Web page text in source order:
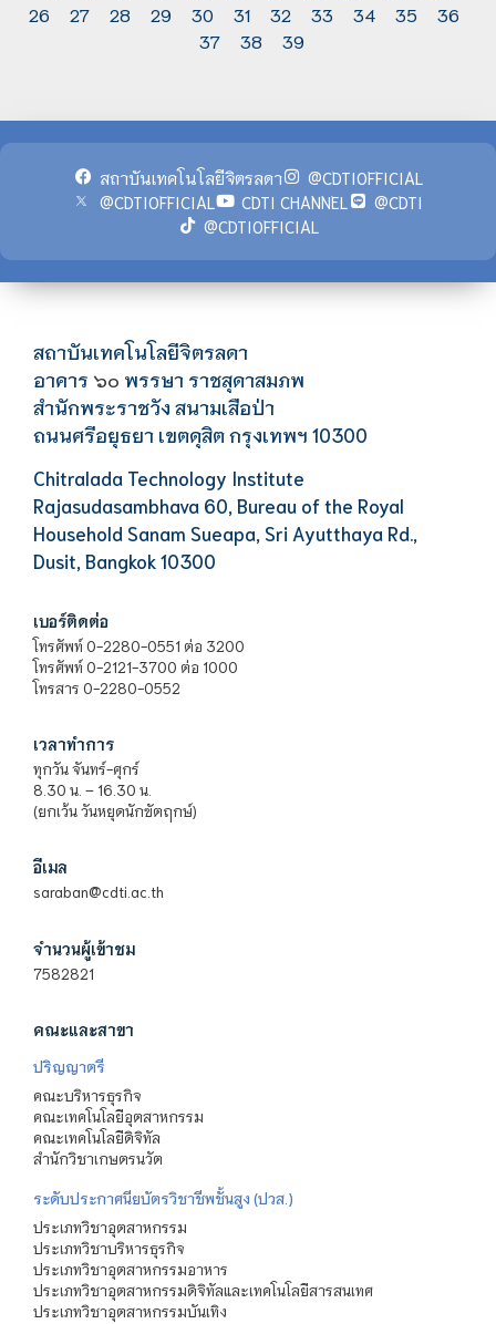
26
27 28 29 30 31 32 33 34 35
36
37
38 39
สถาบันเทคโนโลยีจิตรลดา
@CDTIOFFICIAL
@CDTIOFFICIAL
CDTI CHANNEL
@CDTI
@CDTIOFFICIAL
สถาบันเทคโนโลยีจิตรลดา
อาคาร ๖๐ พรรษา ราชสุดาสมภพ
สำนักพระราชวัง สนามเสือป่า
ถนนศรีอยุธยา เขตดุสิต กรุงเทพฯ 10300
Chitralada Technology Institute
Rajasudasambhava 60, Bureau of the Royal
Household Sanam Sueapa, Sri Ayutthaya Rd.,
Dusit, Bangkok 10300
เบอร์ติดต่อ
โทรศัพท์ 0-2280-0551 ต่อ 3200
โทรศัพท์ 0-2121-3700 ต่อ 1000
โทรสาร 0-2280-0552
เวลาทำการ
ทุกวัน จันทร์-ศุกร์
8.30 น. – 16.30 น.
(ยกเว้น วันหยุดนักขัตฤกษ์)
อีเมล
saraban@cdti.ac.th
จำนวนผู้เข้าชม
7582821
คณะและสาขา
ปริญญาตรี
คณะบริหารธุรกิจ
คณะเทคโนโลยีอุตสาหกรรม
คณะเทคโนโลยีดิจิทัล
สำนักวิชาเกษตรนวัต
ระดับประกาศนียบัตรวิชาชีพชั้นสูง (ปวส.)
ประเภทวิชาอุตสาหกรรม
ประเภทวิชาบริหารธุรกิจ
ประเภทวิชาอุตสาหกรรมอาหาร
ประเภทวิชาอุตสาหกรรมดิจิทัลและเทคโนโลยีสารสนเทศ
ประเภทวิชาอุตสาหกรรมบันเทิง